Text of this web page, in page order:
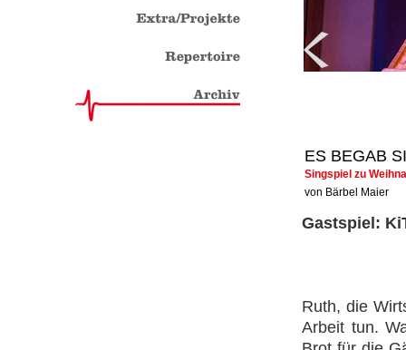
ES BEGAB
Singspiel zu
von Bärbel Maier
Gastspiel:
Ruth, die
Arbeit tun.